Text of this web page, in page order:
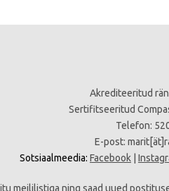
Akrediteeritud
Sertifitseeritud
Telefon:
E-post:
Sotsiaalmeedia: Facebook
meililistiga ning saad uued